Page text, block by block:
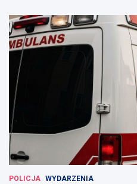
POLICJA WYDARZENIA